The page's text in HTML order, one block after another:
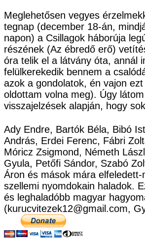
Meglehetősen vegyes
tegnap (december 18-án,
napon) a Csillagok háborúja
részének (Az ébredő erő)
óra telik el a látvány óta, annál
felülkerekedik bennem a
azok a gondolatok, én vajon
oldottam volna meg). Úgy
visszajelzések alapján, hogy
Ady Endre, Bartók Béla, Bibó
András, Erdei Ferenc, Fábri
Móricz Zsigmond, Németh
Gyula, Petőfi Sándor, Szabó
Áron és mások mára
szellemi nyomdokain haladok.
és leghaladóbb magyar
(kurucvitezek12@gmail.com,